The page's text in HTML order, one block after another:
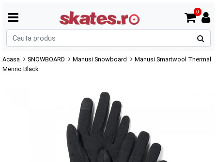
0
Acasa SNOWBOARD Manusi Snowboard
Manusi Smartwool Thermal
Merino Black